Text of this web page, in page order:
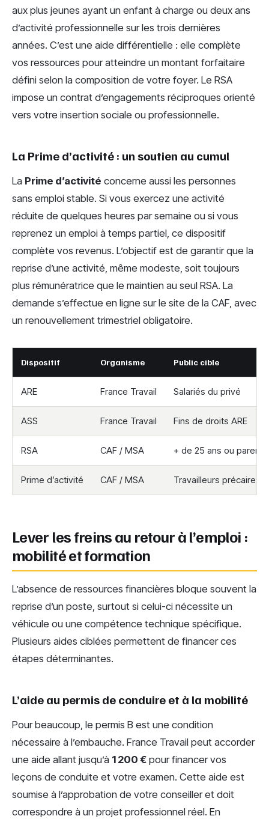
aux plus jeunes ayant un enfant à charge ou deux ans
d’activité professionnelle sur les trois dernières
années. C’est une aide différentielle : elle complète
vos ressources pour atteindre un montant forfaitaire
défini selon la composition de votre foyer. Le RSA
impose un contrat d’engagements réciproques orienté
vers votre insertion sociale ou professionnelle.
La Prime d’activité : un soutien au cumul
La Prime d’activité concerne aussi les personnes
sans emploi stable. Si vous exercez une activité
réduite de quelques heures par semaine ou si vous
reprenez un emploi à temps partiel, ce dispositif
complète vos revenus. L’objectif est de garantir que la
reprise d’une activité, même modeste, soit toujours
plus rémunératrice que le maintien au seul RSA. La
demande s’effectue en ligne sur le site de la CAF, avec
un renouvellement trimestriel obligatoire.
Dispositif Organisme Public cible
ARE France Travail Salariés du privé
ASS France Travail Fins de droits ARE
RSA CAF / MSA + de 25 ans ou parents
Prime d’activité CAF / MSA Travailleurs précaires
Lever les freins au retour à l’emploi :
mobilité et formation
L’absence de ressources financières bloque souvent la
reprise d’un poste, surtout si celui-ci nécessite un
véhicule ou une compétence technique spécifique.
Plusieurs aides ciblées permettent de financer ces
étapes déterminantes.
L’aide au permis de conduire et à la mobilité
Pour beaucoup, le permis B est une condition
nécessaire à l’embauche. France Travail peut accorder
une aide allant jusqu’à 1 200 € pour financer vos
leçons de conduite et votre examen. Cette aide est
soumise à l’approbation de votre conseiller et doit
correspondre à un projet professionnel réel. En